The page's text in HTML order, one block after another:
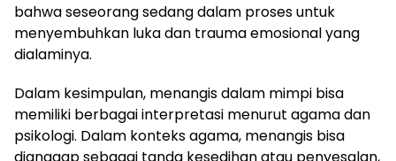
bahwa seseorang sedang dalam proses untuk
menyembuhkan luka dan trauma emosional yang
dialaminya.
Dalam kesimpulan, menangis dalam mimpi bisa
memiliki berbagai interpretasi menurut agama dan
psikologi. Dalam konteks agama, menangis bisa